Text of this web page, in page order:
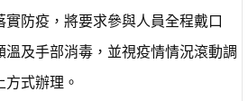
實防疫，將要求參與人員全程戴口
溫及手部消毒，並視疫情情況滾動調
方式辦理。